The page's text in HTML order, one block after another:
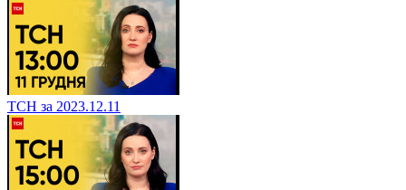
ТСН за 2023.12.11